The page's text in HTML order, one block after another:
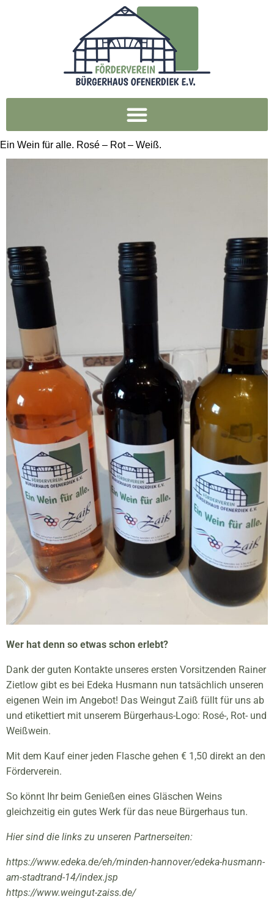
Ein Wein für alle. Rosé – Rot – Weiß.
Wer hat denn so etwas schon erlebt?
Dank der guten Kontakte unseres ersten Vorsitzenden Rainer
Zietlow gibt es bei Edeka Husmann nun tatsächlich unseren
eigenen Wein im Angebot! Das Weingut Zaiß füllt für uns ab
und etikettiert mit unserem Bürgerhaus-Logo: Rosé-, Rot- und
Weißwein.
Mit dem Kauf einer jeden Flasche gehen € 1,50 direkt an den
Förderverein.
So könnt Ihr beim Genießen eines Gläschen Weins
gleichzeitig ein gutes Werk für das neue Bürgerhaus tun.
Hier sind die links zu unseren Partnerseiten:
https://www.edeka.de/eh/minden-hannover/edeka-husmann-
am-stadtrand-14/index.jsp
https://www.weingut-zaiss.de/